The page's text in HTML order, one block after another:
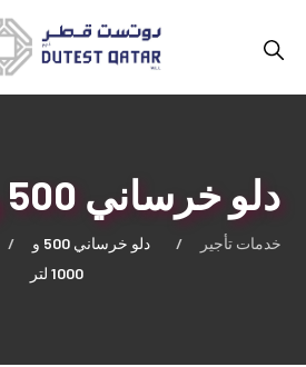
دلو خرساني 500 و 1000 لتر
خدمات تأجير
دلو خرساني 500 و
1000 لتر